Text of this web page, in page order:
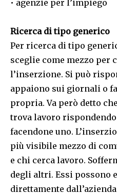
• agenzie per l’impiego
Ricerca di tipo generico
Per ricerca di tipo
sceglie come mezzo per
l’inserzione. Si può
appaiono sui giornali o
propria. Va però detto
trova lavoro
facendone uno.
più visibile mezzo di
e chi cerca lavoro.
degli altri. Essi possono
direttamente